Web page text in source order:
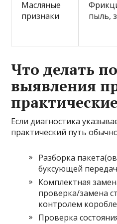
Масляные
признаки
пыль,
Что делать
выявления
Если диагностика
практический путь
Разборка
буксующей
Комплектная
проверка/замена
контролем
Проверка